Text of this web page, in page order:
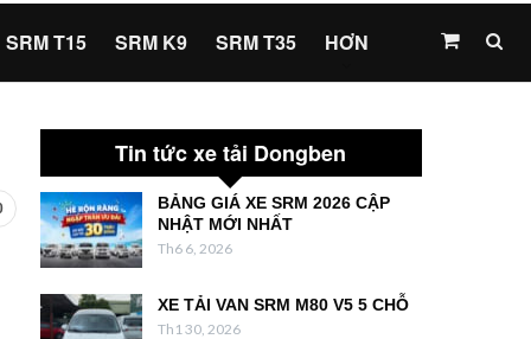
SRM T15 SRM K9 SRM T35 HƠN
Tin tức xe tải Dongben
BẢNG GIÁ XE SRM 2026 CẬP
NHẬT MỚI NHẤT
Th6 6, 2026
XE TẢI VAN SRM M80 V5 5 CHỖ
Th1 30, 2026